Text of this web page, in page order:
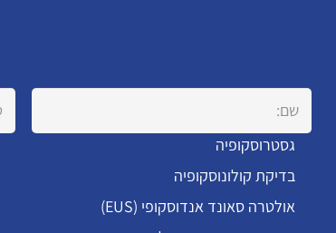
גסטרוסקופיה
בדיקת קולונוסקופיה
אולטרה סאונד אנדוסקופי (EUS)